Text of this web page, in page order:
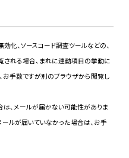
、ソースコード調査ツールなどの、
される場合、まれに連動項目の挙動に
お手数ですが別のブラウザから閲覧し
、メールが届かない可能性がありま
ールが届いていなかった場合は、お手